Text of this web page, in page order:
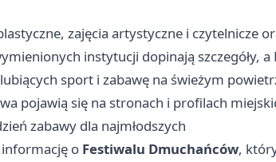
zajęcia artystyczne i czytelnicze
instytucji dopinają szczegóły,
sport i zabawę na świeżym
pojawią się na stronach i profilach
zabawy dla najmłodszych
o Festiwalu Dmuchańców,